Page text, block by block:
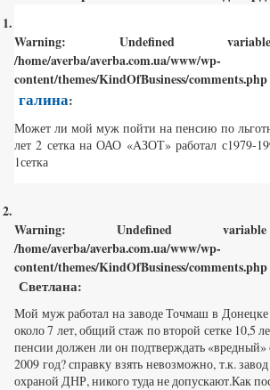
Warning: Undefined
/home/averba/averba.com.ua/www/wp-
content/themes/KindOfBusiness/comments.php
галина:
Может ли мой муж пойти на пенсию по
лет 2 сетка на ОАО «AЗОТ» работал с1979-
1сетка
Warning: Undefined
/home/averba/averba.com.ua/www/wp-
content/themes/KindOfBusiness/comments.php
Светлана:
Мой муж работал на заводе Точмаш в
около 7 лет, общий стаж по второй сетке 10,5
пенсии должен ли он подтверждать
2009 год? справку взять невозможно, т.к.
охраной ДНР, никого туда не допускают.Как